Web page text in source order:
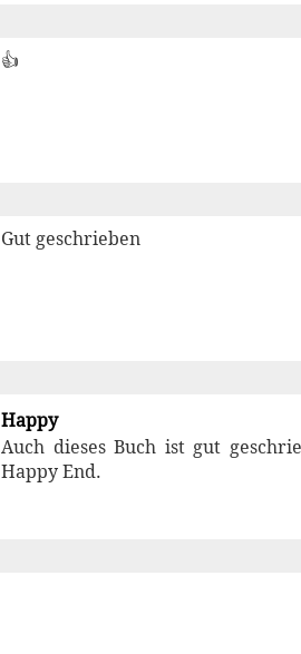
👍
Gut geschrieben
Happy
Auch dieses Buch ist gut
Happy End.